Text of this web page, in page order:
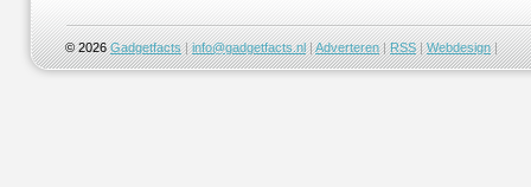
© 2026Gadgetfacts |info@gadgetfacts.nl|Adverteren|RSS|Webdesign|